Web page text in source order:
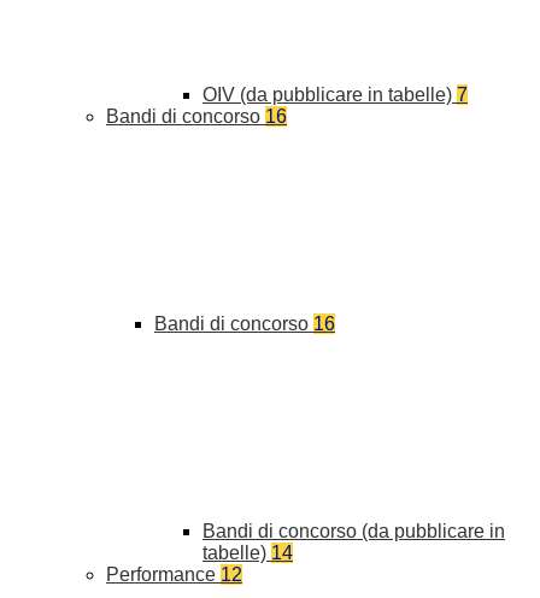
OIV (da pubblicare in tabelle) 7
Bandi di concorso 16
Bandi di concorso 16
Bandi di concorso (da pubblicare in
tabelle) 14
Performance 12